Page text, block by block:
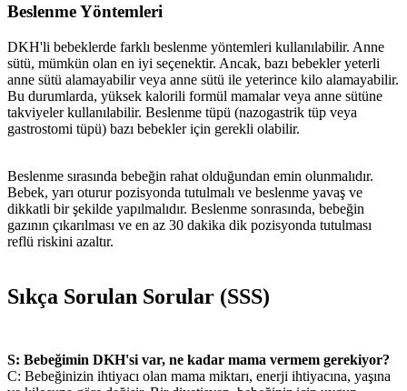
Beslenme Yöntemleri
DKH'li bebeklerde farklı beslenme yöntemleri kullanılabilir. Anne
sütü, mümkün olan en iyi seçenektir. Ancak, bazı bebekler yeterli
anne sütü alamayabilir veya anne sütü ile yeterince kilo alamayabilir.
Bu durumlarda, yüksek kalorili formül mamalar veya anne sütüne
takviyeler kullanılabilir. Beslenme tüpü (nazogastrik tüp veya
gastrostomi tüpü) bazı bebekler için gerekli olabilir.
Beslenme sırasında bebeğin rahat olduğundan emin olunmalıdır.
Bebek, yarı oturur pozisyonda tutulmalı ve beslenme yavaş ve
dikkatli bir şekilde yapılmalıdır. Beslenme sonrasında, bebeğin
gazının çıkarılması ve en az 30 dakika dik pozisyonda tutulması
reflü riskini azaltır.
Sıkça Sorulan Sorular (SSS)
S: Bebeğimin DKH'si var, ne kadar mama vermem gerekiyor?
C: Bebeğinizin ihtiyacı olan mama miktarı, enerji ihtiyacına, yaşına